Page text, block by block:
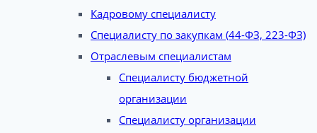
Кадровому специалисту
Специалисту по закупкам (44-ФЗ, 223-ФЗ)
Отраслевым специалистам
Специалисту бюджетной
организации
Специалисту организации